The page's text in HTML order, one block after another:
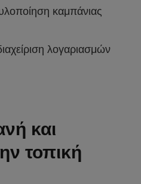
καμπάνιας
λογαριασμών
και
τοπική